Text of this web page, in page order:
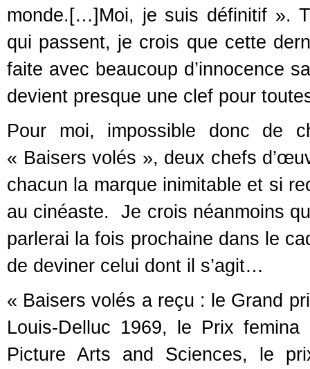
monde.[…]Moi, je suis définitif ».
qui passent, je crois que cette
faite avec beaucoup d’innocence
devient presque une clef pour
Pour moi, impossible donc de
« Baisers volés », deux chefs
chacun la marque inimitable et si
au cinéaste. Je crois néanmoins
parlerai la fois prochaine dans le
de deviner celui dont il s’agit…
« Baisers volés a reçu : le Grand
Louis-Delluc 1969, le Prix
Picture Arts and Sciences, le